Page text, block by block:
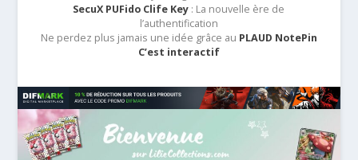
SecuX PUFido Clife Key : La nouvelle ère de
l’authentification
Ne perdez plus jamais une idée grâce au PLAUD NotePin
C’est interactif